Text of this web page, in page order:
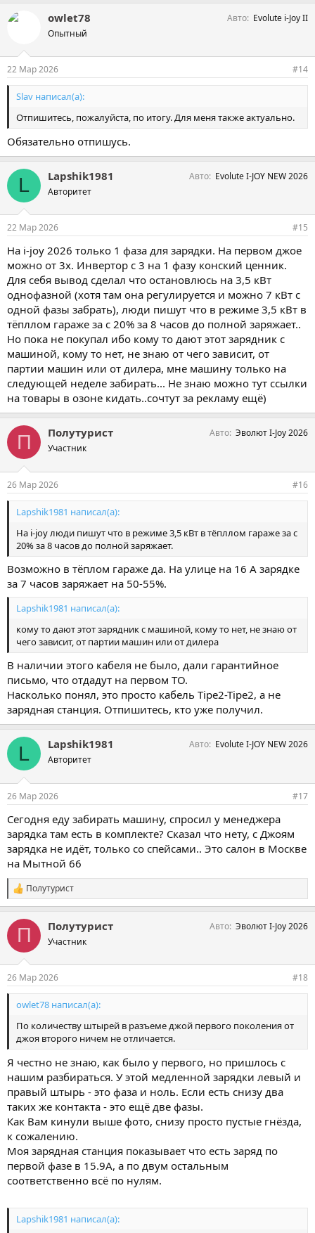
owlet78
Опытный
Авто Evolute i-Joy II
22 Мар 2026 #14
Slav написал(а):
Отпишитесь, пожалуйста, по итогу. Для меня также актуально.
Обязательно отпишусь.
L Lapshik1981
Авторитет
Авто Evolute I-JOY NEW 2026
22 Мар 2026 #15
На i-joy 2026 только 1 фаза для зарядки. На первом джое
можно от 3х. Инвертор с 3 на 1 фазу конский ценник.
Для себя вывод сделал что остановлюсь на 3,5 кВт
однофазной (хотя там она регулируется и можно 7 кВт с
одной фазы забрать), люди пишут что в режиме 3,5 кВт в
тёпллом гараже за с 20% за 8 часов до полной заряжает..
Но пока не покупал ибо кому то дают этот зарядник с
машиной, кому то нет, не знаю от чего зависит, от
партии машин или от дилера, мне машину только на
следующей неделе забирать... Не знаю можно тут ссылки
на товары в озоне кидать..сочтут за рекламу ещё)
П Полутурист
Участник
Авто Эволют I-Joy 2026
26 Мар 2026 #16
Lapshik1981 написал(а):
На i-joy люди пишут что в режиме 3,5 кВт в тёпллом гараже за с
20% за 8 часов до полной заряжает.
Возможно в тёплом гараже да. На улице на 16 А зарядке
за 7 часов заряжает на 50-55%.
Lapshik1981 написал(а):
кому то дают этот зарядник с машиной, кому то нет, не знаю от
чего зависит, от партии машин или от дилера
В наличии этого кабеля не было, дали гарантийное
письмо, что отдадут на первом ТО.
Насколько понял, это просто кабель Tipe2-Tipe2, а не
зарядная станция. Отпишитесь, кто уже получил.
L Lapshik1981
Авторитет
Авто Evolute I-JOY NEW 2026
26 Мар 2026 #17
Сегодня еду забирать машину, спросил у менеджера
зарядка там есть в комплекте? Сказал что нету, с Джоям
зарядка не идёт, только со спейсами.. Это салон в Москве
на Мытной 66
С
и
п
т
и
:
Полутурист
П Полутурист
Участник
Авто Эволют I-Joy 2026
26 Мар 2026 #18
owlet78 написал(а):
По количеству штырей в разъеме джой первого поколения от
джоя второго ничем не отличается.
Я честно не знаю, как было у первого, но пришлось с
нашим разбираться. У этой медленной зарядки левый и
правый штырь - это фаза и ноль. Если есть снизу два
таких же контакта - это ещё две фазы.
Как Вам кинули выше фото, снизу просто пустые гнёзда,
к сожалению.
Моя зарядная станция показывает что есть заряд по
первой фазе в 15.9А, а по двум остальным
соответственно всё по нулям.
Lapshik1981 написал(а):